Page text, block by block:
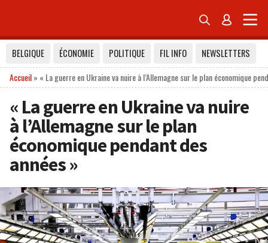
 
BELGIQUE ÉCONOMIE POLITIQUE FIL INFO
NEWSLETTERS
Accueil» « La guerre en Ukraine va nuire à l’Allemagne sur le plan économique
« La guerre en Ukraine va nuire
à l’Allemagne sur le plan
économique pendant des
années »